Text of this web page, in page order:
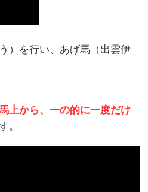
）を行い、あげ馬（出雲伊
上から、一の的に一度だけ
。